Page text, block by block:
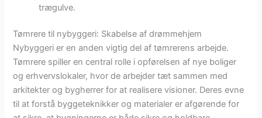
trægulve.
Tømrere til nybyggeri: Skabelse af drømmehjem
Nybyggeri er en anden vigtig del af tømrerens arbejde.
Tømrere spiller en central rolle i opførelsen af nye boliger
og erhvervslokaler, hvor de arbejder tæt sammen med
arkitekter og bygherrer for at realisere visioner. Deres evne
til at forstå byggeteknikker og materialer er afgørende for